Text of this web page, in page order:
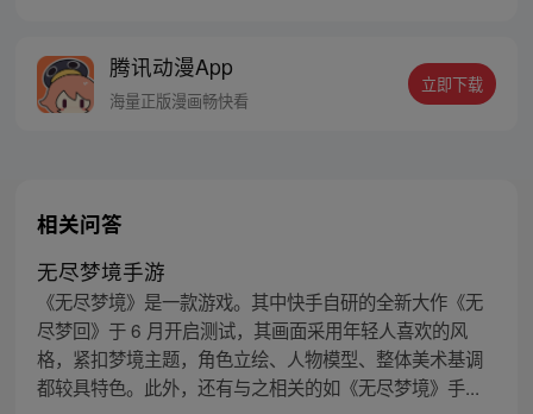
诉他，诡异修仙世界不过是他的幻觉。现在
真真假假，假假真真，李火旺崩溃的哭喊
腾讯动漫App
海量正版漫画畅快看
立即下载
相关问答
无尽梦境手游
《无尽梦境》是一款游戏。其中快手自研的全新大作《无
尽梦回》于 6 月开启测试，其画面采用年轻人喜欢的风
格，紧扣梦境主题，角色立绘、人物模型、整体美术基调
都较具特色。此外，还有与之相关的如《无尽梦境》手...